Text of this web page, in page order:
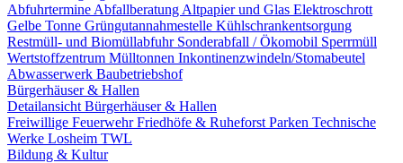
Abfuhrtermine Abfallberatung Altpapier und Glas Elektroschrott
Gelbe Tonne Grüngutannahmestelle Kühlschrankentsorgung
Restmüll- und Biomüllabfuhr Sonderabfall / Ökomobil Sperrmüll
Wertstoffzentrum Mülltonnen Inkontinenzwindeln/Stomabeutel
Abwasserwerk Baubetriebshof
Bürgerhäuser & Hallen
Detailansicht Bürgerhäuser & Hallen
Freiwillige FeuerwehrFriedhöfe & Ruheforst Parken Technische
Werke Losheim TWL
Bildung & Kultur